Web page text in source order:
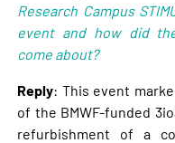
Research Campus
event and how did
come about?
Reply: This event
of the BMWF-funded
refurbishment of a